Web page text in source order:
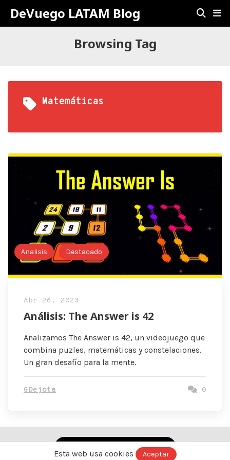
DeVuego LATAM Blog
Browsing Tag
Matemáticas
Analisis Destacado
Abr 26, 2023
Análisis: The Answer is 42
Analizamos The Answer is 42, un videojuego que
combina puzles, matemáticas y constelaciones.
Un gran desafío para la mente.
GDejota 0
Ver versión normal (no AMP)
Esta web usa cookies Aceptar